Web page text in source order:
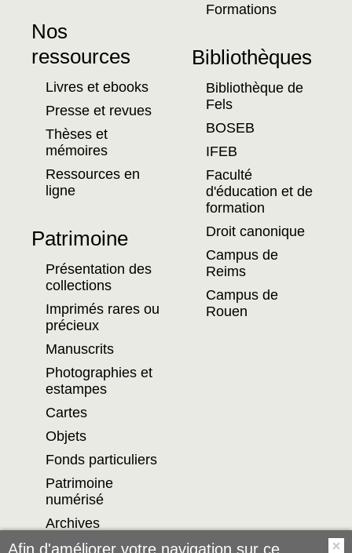
Nos
ressources
Livres et ebooks
Presse et revues
Thèses et
mémoires
Ressources en
ligne
Patrimoine
Présentation des
collections
Imprimés rares ou
précieux
Manuscrits
Photographies et
estampes
Cartes
Objets
Fonds particuliers
Patrimoine
numérisé
Archives
Formations
Bibliothèques
Bibliothèque de
Fels
BOSEB
IFEB
Faculté
d'éducation et de
formation
Droit canonique
Campus de
Reims
Campus de
Rouen
Afin d'améliorer votre navigation sur ce